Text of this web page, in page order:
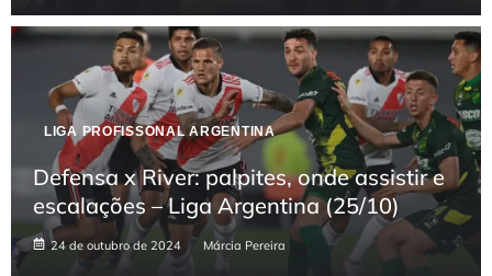
LIGA PROFISSONAL ARGENTINA
Defensa x River: palpites, onde assistir e
escalações – Liga Argentina (25/10)
24 de outubro de 2024 Márcia Pereira